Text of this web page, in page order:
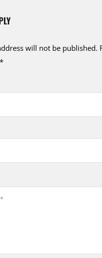
will not be published.
*